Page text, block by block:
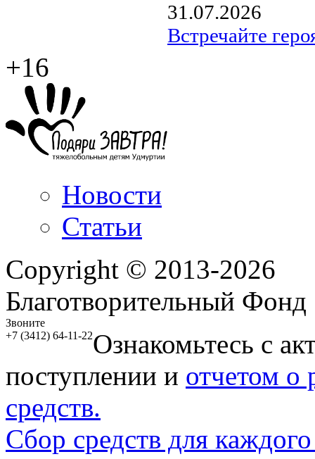
31.07.2026
Встречайте
+16
Новости
Статьи
Copyright © 2013-2026
Благотворительный
Звоните
+7 (3412) 64-11-22Ознакомьтесь с
поступлении и отчетом о
средств.
Сбор средств для